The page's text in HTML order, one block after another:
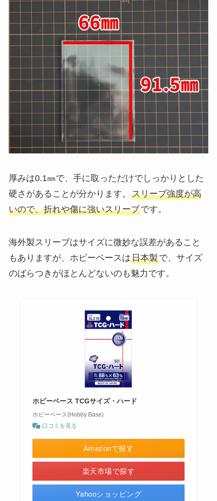
厚みは0.1㎜で、手に取っただけでしっかりとした
硬さがあることが分かります。 スリーブ強度が高
いので、折れや傷に強いスリーブです。
海外製スリーブはサイズに微妙な誤差があること
もありますが、ホビーベースは日本製で、サイズ
のばらつきがほとんどないのも魅力です。
ホビーベース TCGサイズ・ハード
ホビーベース(Hobby Base)
口コミを見る
Amazonで探す
楽天市場で探す
Yahooショッピング